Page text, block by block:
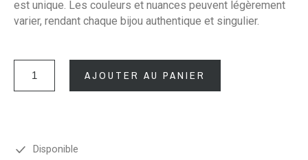
est unique. Les couleurs et nuances peuvent légèrement
varier, rendant chaque bijou authentique et singulier.
AJOUTER AU PANIER
Disponible